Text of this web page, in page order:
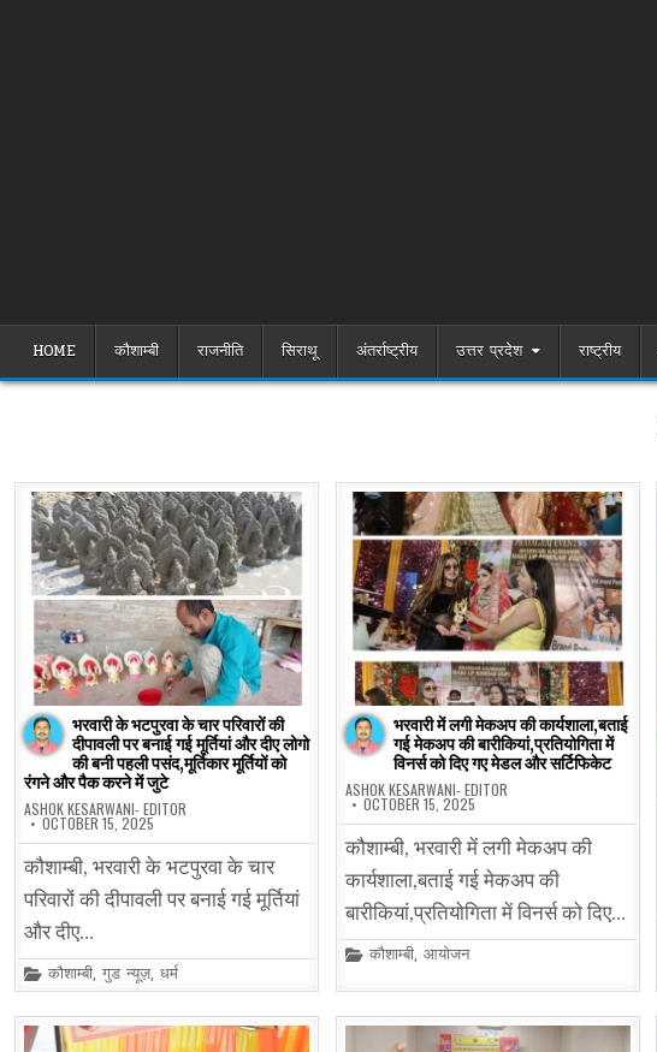
HOME कौशाम्बी राजनीति सिराथू अंतर्राष्ट्रीय उत्तर प्रदेश राष्ट्रीय
भरवारी के भटपुरवा के चार परिवारों की
दीपावली पर बनाई गई मूर्तियां और दीए लोगो
की बनी पहली पसंद,मूर्तिकार मूर्तियों को
रंगने और पैक करने में जुटे
ASHOK KESARWANI- EDITOR
OCTOBER 15, 2025
कौशाम्बी, भरवारी के भटपुरवा के चार
परिवारों की दीपावली पर बनाई गई मूर्तियां
और दीए…
Posted
in
कौशाम्बी, गुड न्यूज़, धर्म
भरवारी में लगी मेकअप की कार्यशाला,बताई
गई मेकअप की बारीकियां,प्रतियोगिता में
विनर्स को दिए गए मेडल और सर्टिफिकेट
ASHOK KESARWANI- EDITOR
OCTOBER 15, 2025
कौशाम्बी, भरवारी में लगी मेकअप की
कार्यशाला,बताई गई मेकअप की
बारीकियां,प्रतियोगिता में विनर्स को दिए…
Posted
कौशाम्बी, आयोजन